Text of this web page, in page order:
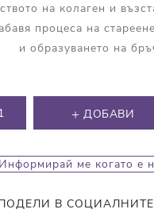
на колаген и
процеса на
и образуването на
ДОБАВИ
Информирай ме когато е
В